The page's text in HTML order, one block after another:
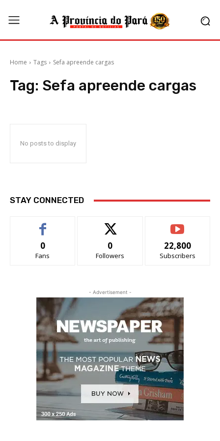
Home Tags Sefa apreende cargas
Tag: Sefa apreende cargas
No posts to display
STAY CONNECTED
0
Fans
0
Followers
22,800
Subscribers
- Advertisement -